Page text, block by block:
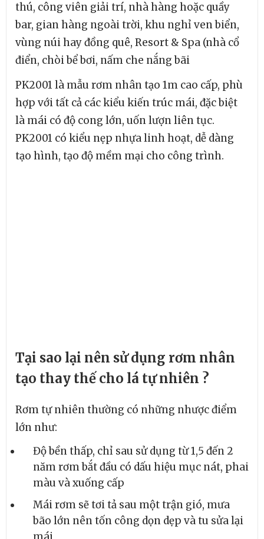
thú, công viên giải trí, nhà hàng hoặc quầy
bar, gian hàng ngoài trời, khu nghỉ ven biển,
vùng núi hay đồng quê, Resort & Spa (nhà cổ
điển, chòi bể bơi, nấm che nắng bãi
PK2001 là mẫu rơm nhân tạo 1m cao cấp, phù
hợp với tất cả các kiểu kiến trúc mái, đặc biệt
là mái có độ cong lớn, uốn lượn liên tục.
PK2001 có kiểu nẹp nhựa linh hoạt, dễ dàng
tạo hình, tạo độ mềm mại cho công trình.
Tại sao lại nên sử dụng rơm nhân
tạo thay thế cho lá tự nhiên ?
Rơm tự nhiên thường có những nhược điểm
lớn như:
Độ bền thấp, chỉ sau sử dụng từ 1,5 đến 2
năm rơm bắt đầu có dấu hiệu mục nát, phai
màu và xuống cấp
Mái rơm sẽ tơi tả sau một trận gió, mưa
bão lớn nên tốn công dọn dẹp và tu sửa lại
mái